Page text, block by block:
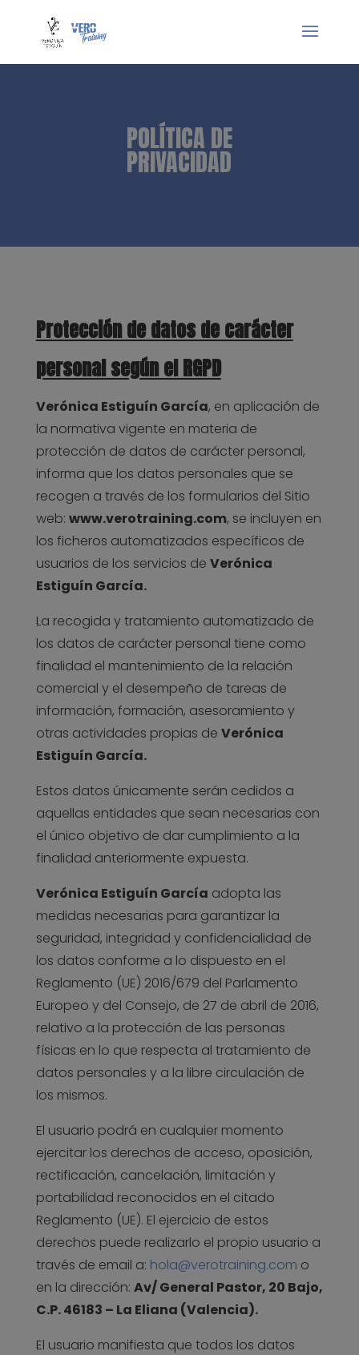
POLÍTICA DE
PRIVACIDAD
Protección de datos de carácter
personal según el RGPD
Verónica Estiguín García, en aplicación de
la normativa vigente en materia de
protección de datos de carácter personal,
informa que los datos personales que se
recogen a través de los formularios del Sitio
web: www.verotraining.com, se incluyen en
los ficheros automatizados específicos de
usuarios de los servicios de Verónica
Estiguín García.
La recogida y tratamiento automatizado de
los datos de carácter personal tiene como
finalidad el mantenimiento de la relación
comercial y el desempeño de tareas de
información, formación, asesoramiento y
otras actividades propias de Verónica
Estiguín García.
Estos datos únicamente serán cedidos a
aquellas entidades que sean necesarias con
el único objetivo de dar cumplimiento a la
finalidad anteriormente expuesta.
Verónica Estiguín García adopta las
medidas necesarias para garantizar la
seguridad, integridad y confidencialidad de
los datos conforme a lo dispuesto en el
Reglamento (UE) 2016/679 del Parlamento
Europeo y del Consejo, de 27 de abril de 2016,
relativo a la protección de las personas
físicas en lo que respecta al tratamiento de
datos personales y a la libre circulación de
los mismos.
El usuario podrá en cualquier momento
ejercitar los derechos de acceso, oposición,
rectificación, cancelación, limitación y
portabilidad reconocidos en el citado
Reglamento (UE). El ejercicio de estos
derechos puede realizarlo el propio usuario a
través de email a: hola@verotraining.com o
en la dirección: Av/ General Pastor, 20 Bajo,
C.P. 46183 – La Eliana (Valencia).
El usuario manifiesta que todos los datos